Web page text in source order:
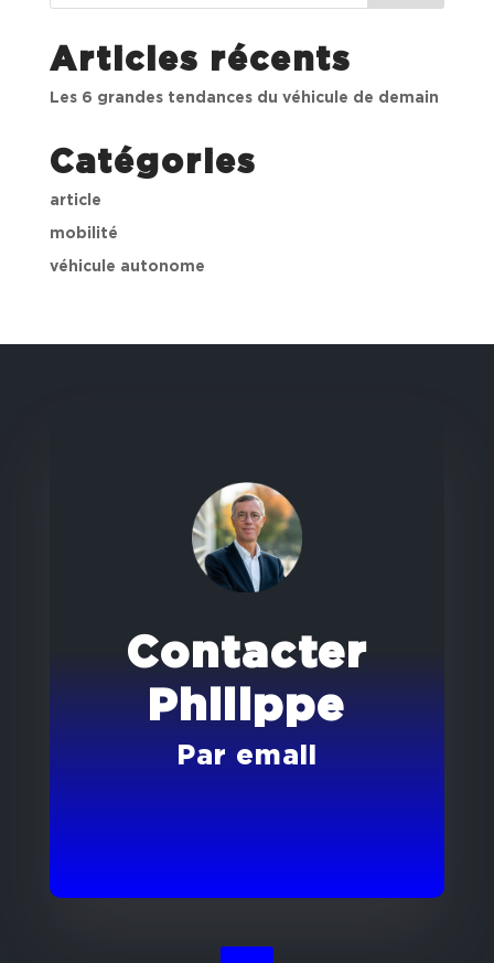
Articles récents
Les 6 grandes tendances du véhicule de demain
Catégories
article
mobilité
véhicule autonome
Contacter
Philippe
Par email